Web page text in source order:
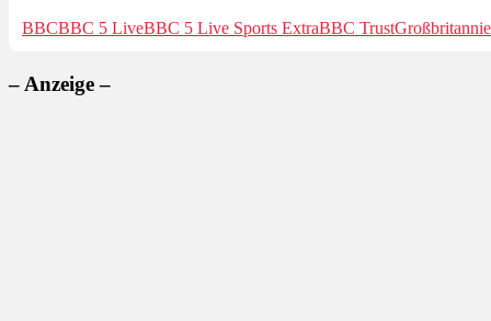
BBCBBC 5 LiveBBC 5 Live Sports ExtraBBC Trust
– Anzeige –